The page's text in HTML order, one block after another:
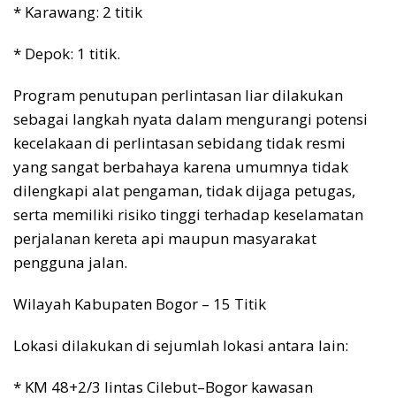
* Karawang: 2 titik
* Depok: 1 titik.
Program penutupan perlintasan liar dilakukan
sebagai langkah nyata dalam mengurangi potensi
kecelakaan di perlintasan sebidang tidak resmi
yang sangat berbahaya karena umumnya tidak
dilengkapi alat pengaman, tidak dijaga petugas,
serta memiliki risiko tinggi terhadap keselamatan
perjalanan kereta api maupun masyarakat
pengguna jalan.
Wilayah Kabupaten Bogor – 15 Titik
Lokasi dilakukan di sejumlah lokasi antara lain:
* KM 48+2/3 lintas Cilebut–Bogor kawasan